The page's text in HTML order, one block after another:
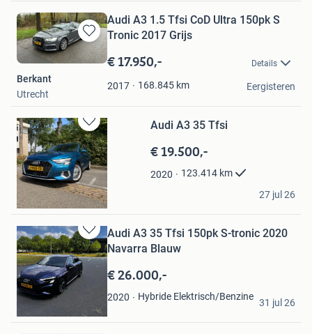
Bewaren
Favorieten
Audi A3 1.5 Tfsi CoD Ultra 150pk S
Tronic 2017 Grijs
€ 17.950,- Details
2017 168.845 km
Berkant
Utrecht
Eergisteren
Bewaren
in
Mijn
Favorieten
Audi A3 35 Tfsi
€ 19.500,-
2020 123.414 km
JB
't Zand
27 jul 26
Bewaren
in
Mijn
Favorieten
Audi A3 35 Tfsi 150pk S-tronic 2020
Navarra Blauw
€ 26.000,-
2020 Hybride Elektrisch/Benzine
Thomas ter Harmsel
31 jul 26